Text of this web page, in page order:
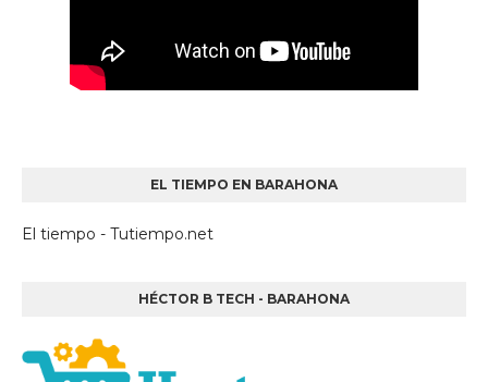
EL TIEMPO EN BARAHONA
El tiempo - Tutiempo.net
HÉCTOR B TECH - BARAHONA